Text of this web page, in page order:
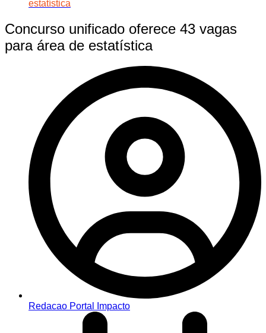
estatística
Concurso unificado oferece 43 vagas
para área de estatística
Redacao Portal Impacto